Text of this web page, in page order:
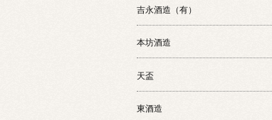
吉永酒造（有）
本坊酒造
天盃
東酒造